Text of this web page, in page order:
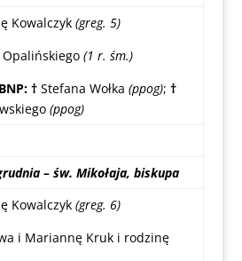
Kowalczyk (greg. 5)
Opalińskiego (1 r. śm.)
† Stefana Wołka (ppog); †
(ppog)
– św. Mikołaja, biskupa
Kowalczyk (greg. 6)
i Mariannę Kruk i rodzinę